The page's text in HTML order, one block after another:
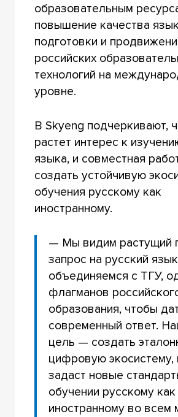
образовательным
повышение качества
подготовки и
российских
технологий на
уровне.
В Skyeng подчеркивают,
растет интерес к
языка, и совместная
создать устойчивую
обучения русскому как
иностранному.
— Мы видим растущий
запрос на русский
объединяемся с ТГУ,
флагманов
образования, чтобы
современный ответ.
цель — создать
цифровую экосистему,
задаст новые
обучении русскому как
иностранному во всем